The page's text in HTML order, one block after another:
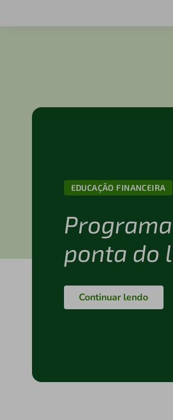
EDUCAÇÃO FINANCEIRA
ponta do
Continuar lendo